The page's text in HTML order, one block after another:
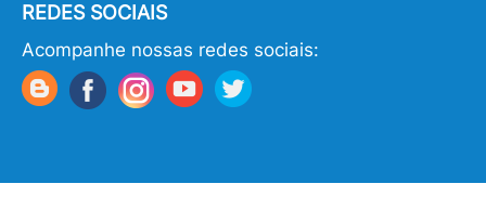
REDES SOCIAIS
Acompanhe nossas redes sociais: